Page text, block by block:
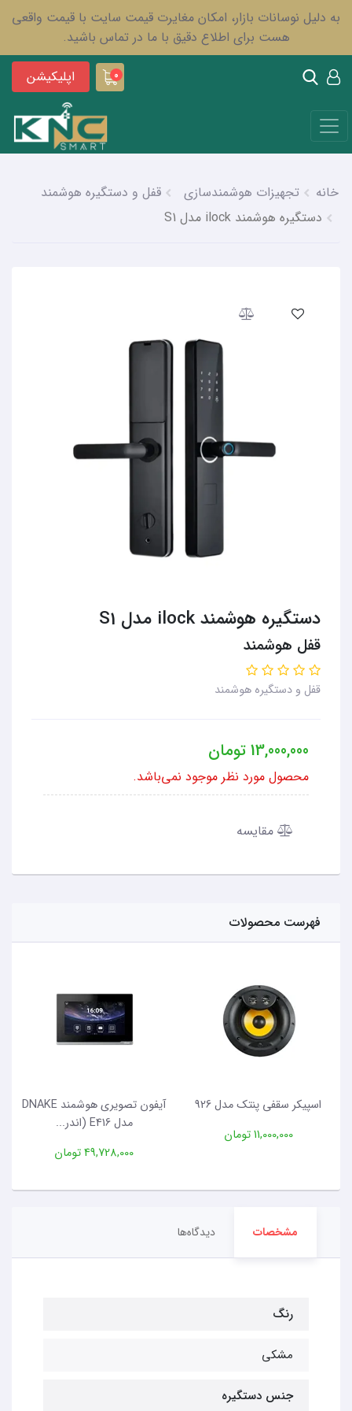
به دلیل نوسانات بازار، امکان مغایرت قیمت سایت با قیمت واقعی
هست برای اطلاع دقیق با ما در تماس باشید.
0 اپلیکیشن
خانه تجهیزات هوشمندسازی
قفل و دستگیره هوشمند
دستگیره هوشمند ilock مدل S1
دستگیره هوشمند ilock مدل S1
قفل هوشمند
قفل و دستگیره هوشمند
13,000,000تومان
محصول مورد نظر موجود نمی‌باشد.
مقایسه
فهرست محصولات
اسپیکر سقفی پنتک مدل 926
11,000,000 تومان
آیفون تصویری هوشمند DNAKE
مدل E416 (اندر...
49,728,000 تومان
مشخصات دیدگاه‌ها
رنگ
مشکی
جنس دستگیره